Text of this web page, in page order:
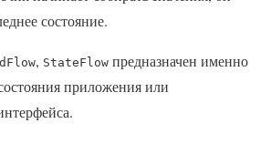
состояние.
, StateFlow предназначен именно
приложения или